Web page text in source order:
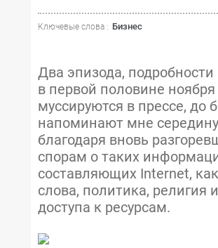
Ключевые слова : Бизнес
Два эпизода,
в первой половине
муссируются в прессе, до
напоминают мне
благодаря вновь
спорам о таких
составляющих Internet,
слова, политика, религия
доступа к ресурсам.